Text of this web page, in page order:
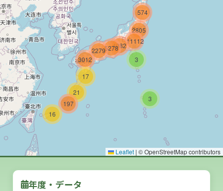
年度・データ
16
197
17
21
3012
2279
3
5278
3
4082
11112
2805
574
Leaflet | © OpenStreetMap contributors